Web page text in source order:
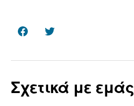
FacebookTwitter
Σχετικά με εμάς